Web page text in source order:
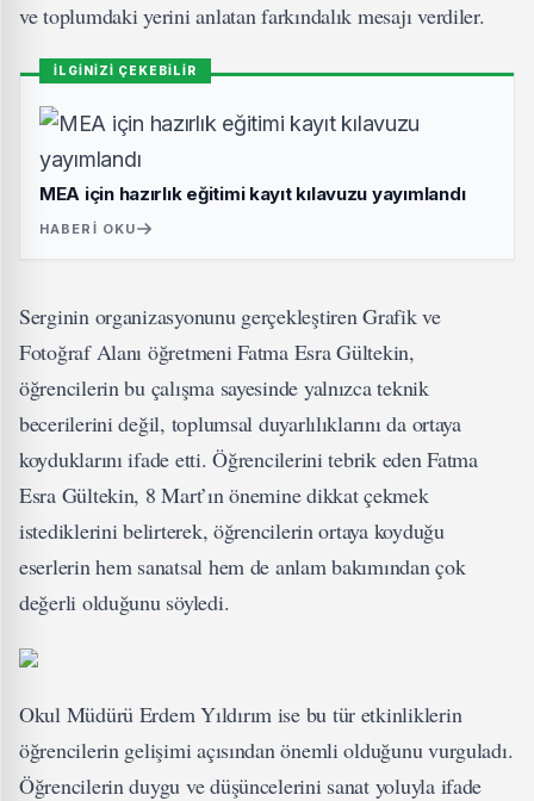
ve toplumdaki yerini anlatan farkındalık mesajı verdiler.
İLGİNİZİ ÇEKEBİLİR
MEA için hazırlık eğitimi kayıt kılavuzu yayımlandı
HABERI OKU
Serginin organizasyonunu gerçekleştiren Grafik ve
Fotoğraf Alanı öğretmeni Fatma Esra Gültekin,
öğrencilerin bu çalışma sayesinde yalnızca teknik
becerilerini değil, toplumsal duyarlılıklarını da ortaya
koyduklarını ifade etti. Öğrencilerini tebrik eden Fatma
Esra Gültekin, 8 Mart’ın önemine dikkat çekmek
istediklerini belirterek, öğrencilerin ortaya koyduğu
eserlerin hem sanatsal hem de anlam bakımından çok
değerli olduğunu söyledi.
Okul Müdürü Erdem Yıldırım ise bu tür etkinliklerin
öğrencilerin gelişimi açısından önemli olduğunu vurguladı.
Öğrencilerin duygu ve düşüncelerini sanat yoluyla ifade